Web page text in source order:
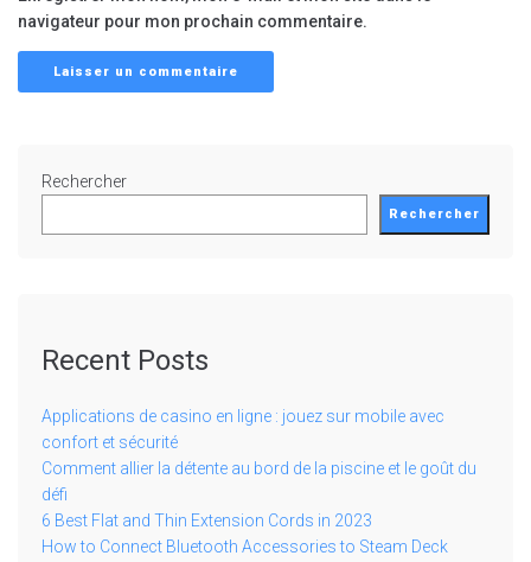
navigateur pour mon prochain commentaire.
Rechercher
Rechercher
Recent Posts
Applications de casino en ligne : jouez sur mobile avec
confort et sécurité
Comment allier la détente au bord de la piscine et le goût du
défi
6 Best Flat and Thin Extension Cords in 2023
How to Connect Bluetooth Accessories to Steam Deck